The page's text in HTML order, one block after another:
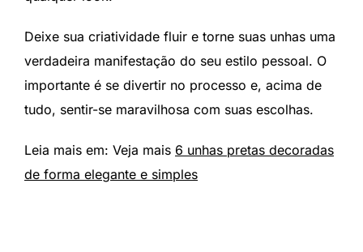
Deixe sua criatividade fluir e torne suas unhas uma
verdadeira manifestação do seu estilo pessoal. O
importante é se divertir no processo e, acima de
tudo, sentir-se maravilhosa com suas escolhas.
Leia mais em: Veja mais 6 unhas pretas decoradas
de forma elegante e simples